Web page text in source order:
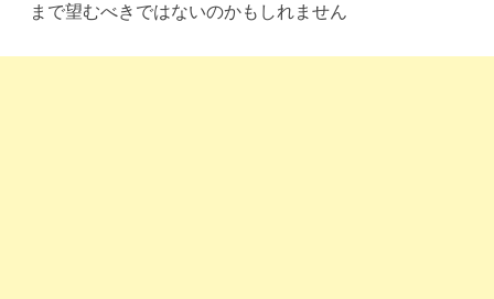
まで望むべきではないのかもしれません